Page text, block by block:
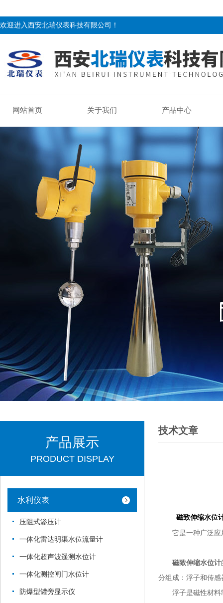
欢迎进入西安北瑞仪表科技有限公司！
网站首页 关于我们 产品中心
产品展示
PRODUCT DISPLAY
水利仪表
压阻式渗压计
一体化雷达明渠水位流量计
一体化超声波遥测水位计
一体化测控闸门水位计
防爆型罐旁显示仪
技术文章
磁致伸缩水位
它是一种广泛应用
磁致伸缩水位计
分组成：浮子和传感
浮子是磁性材料制